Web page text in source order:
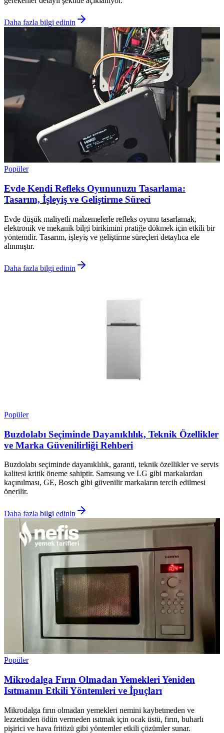
Daha fazla bilgi edinin
Popüler
Evde Kendi Refleks Oyununuzu Tasarlama:
Tasarım, İşleyiş ve Geliştirme Süreci
Evde düşük maliyetli malzemelerle refleks oyunu tasarlamak,
elektronik ve mekanik bilgi birikimini pratiğe dökmek için etkili bir
yöntemdir. Tasarım, işleyiş ve geliştirme süreçleri detaylıca ele
alınmıştır.
Daha fazla bilgi edinin
Popüler
Buzdolabı Seçiminde Dayanıklılık, Teknik Özellikler
ve Marka Güvenilirliği Rehberi
Buzdolabı seçiminde dayanıklılık, garanti, teknik özellikler ve servis
kalitesi kritik öneme sahiptir. Samsung ve LG gibi markalardan
kaçınılması, GE, Bosch gibi güvenilir markaların tercih edilmesi
önerilir.
Daha fazla bilgi edinin
Popüler
Mikrodalga Fırın Olmadan Yemekleri Yeniden
Isıtmanın Etkili Yöntemleri ve İpuçları
Mikrodalga fırın olmadan yemekleri nemini kaybetmeden ve
lezzetinden ödün vermeden ısıtmak için ocak üstü, fırın, buharlı
pişirici ve hava fritözü gibi yöntemler etkili çözümler sunar.